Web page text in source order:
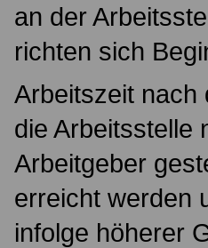
an der
richten sich
Arbeitszeit
die Arbeitsstelle
Arbeitgeber
erreicht werden
infolge höherer